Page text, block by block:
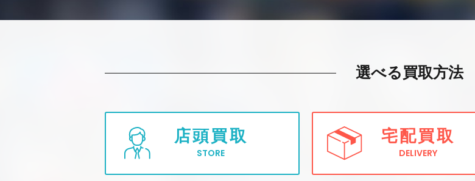
選べる買取方法
店頭買取
STORE
宅配買取
DELIVERY